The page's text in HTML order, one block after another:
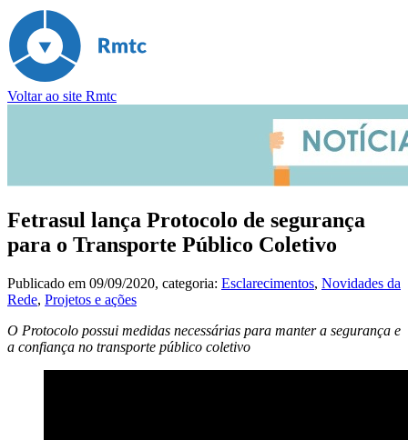
Voltar ao site Rmtc
Fetrasul lança Protocolo de segurança
para o Transporte Público Coletivo
Publicado em 09/09/2020, categoria: Esclarecimentos, Novidades da
Rede, Projetos e ações
O Protocolo possui medidas necessárias para manter a segurança e
a confiança no transporte público coletivo